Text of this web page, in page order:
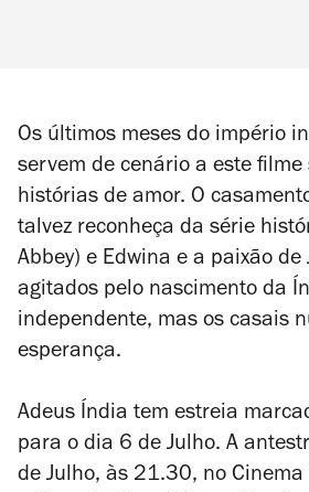
Os últimos meses do império
servem de cenário a este filme
histórias de amor. O
talvez reconheça da série
Abbey) e Edwina e a paixão de
agitados pelo nascimento da
independente, mas os casais
esperança.
Adeus Índia tem estreia
para o dia 6 de Julho. A
de Julho, às 21.30, no Cinema